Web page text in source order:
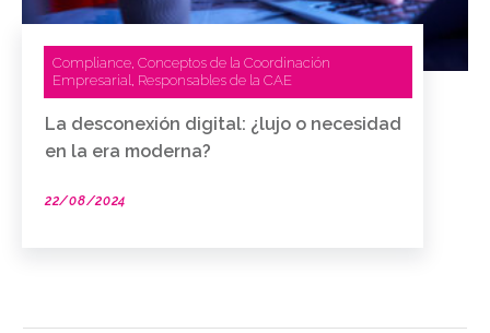
Compliance, Conceptos de la Coordinación
Empresarial, Responsables de la CAE
La desconexión digital: ¿lujo o necesidad
en la era moderna?
22/08/2024